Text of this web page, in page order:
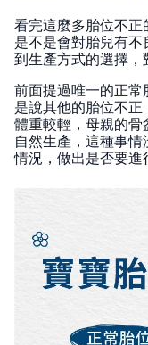
看完這麼多胎位不
是不是會對胎兒有
到生產方式的選擇，
前面提過唯一的正
是說其他的胎位不
體重較輕，母親的
自然生產，這種事
情況，做出是否要進